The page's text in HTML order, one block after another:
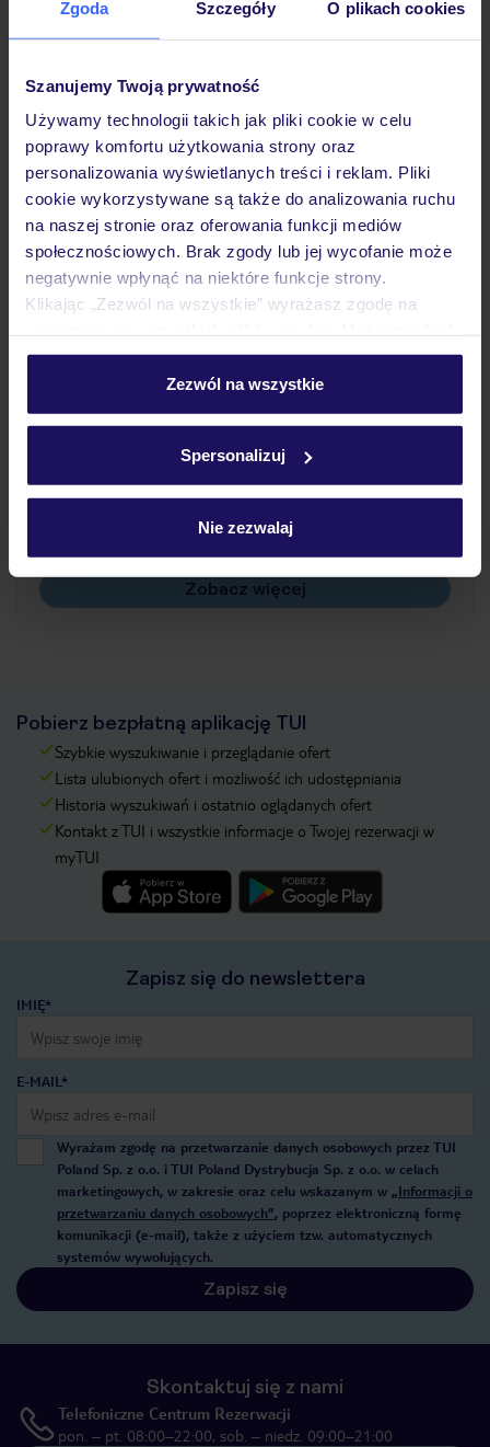
Zgoda Szczegóły O plikach cookies
Szanujemy Twoją prywatność
Używamy technologii takich jak pliki cookie w celu
poprawy komfortu użytkowania strony oraz
personalizowania wyświetlanych treści i reklam. Pliki
cookie wykorzystywane są także do analizowania ruchu
na naszej stronie oraz oferowania funkcji mediów
społecznościowych. Brak zgody lub jej wycofanie może
negatywnie wpłynąć na niektóre funkcje strony.
Klikając „Zezwól na wszystkie” wyrażasz zgodę na
personalizować swój wybór wchodząc w zakładkę
Szczegółowe informacje o plikach cookie znajdziesz
Zezwól na wszystkie
Spersonalizuj
Nie zezwalaj
Hotel
Pokoje
Wyżywienie
Atrakcje
Czy w Hotelu będzie przedstawiciel TUI?
Na jakiej podstawie i gdzie otrzymam karty
Zobacz więcej
Pobierz bezpłatną aplikację TUI
Szybkie wyszukiwanie i przeglądanie ofert
Lista ulubionych ofert i możliwość ich udostępniania
Historia wyszukiwań i ostatnio oglądanych ofert
Kontakt z TUI i wszystkie informacje o Twojej rezerwacji w
myTUI
Zapisz się do newslettera
IMIĘ*
E-MAIL*
Wyrażam zgodę na przetwarzanie danych osobowych przez TUI
Poland Sp. z o.o. i TUI Poland Dystrybucja Sp. z o.o. w celach
marketingowych, w zakresie oraz celu wskazanym w „Informacji o
przetwarzaniu danych osobowych”, poprzez elektroniczną formę
komunikacji (e-mail), także z użyciem tzw. automatycznych
systemów wywołujących.
Zapisz się
Skontaktuj się z nami
Telefoniczne Centrum Rezerwacji
pon. – pt. 08:00–22:00, sob. – niedz. 09:00–21:00